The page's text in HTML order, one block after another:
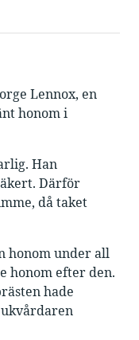
Lennox, en
honom i
Han
Därför
då taket
honom under all
honom efter den.
hade